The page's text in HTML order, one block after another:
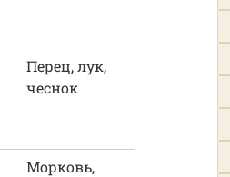
Перец, лук,
чеснок
Морковь,